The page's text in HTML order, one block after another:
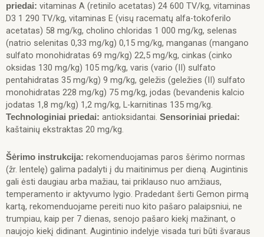
priedai: vitaminas A (retinilo acetatas) 24 600 TV/kg, vitaminas
D3 1 290 TV/kg, vitaminas E (visų racematų alfa-tokoferilo
acetatas) 58 mg/kg, cholino chloridas 1 000 mg/kg, selenas
(natrio selenitas 0,33 mg/kg) 0,15 mg/kg, manganas (mangano
sulfato monohidratas 69 mg/kg) 22,5 mg/kg, cinkas (cinko
oksidas 130 mg/kg) 105 mg/kg, varis (vario (II) sulfato
pentahidratas 35 mg/kg) 9 mg/kg, geležis (geležies (II) sulfato
monohidratas 228 mg/kg) 75 mg/kg, jodas (bevandenis kalcio
jodatas 1,8 mg/kg) 1,2 mg/kg, L-karnitinas 135 mg/kg.
Technologiniai priedai: antioksidantai. Sensoriniai priedai:
kaštainių ekstraktas 20 mg/kg.
Šėrimo instrukcija: rekomenduojamas paros šėrimo normas
(žr. lentelę) galima padalyti į du maitinimus per dieną. Augintinis
gali ėsti daugiau arba mažiau, tai priklauso nuo amžiaus,
temperamento ir aktyvumo lygio. Pradedant šerti Gemon pirmą
kartą, rekomenduojame pereiti nuo kito pašaro palaipsniui, ne
trumpiau, kaip per 7 dienas, senojo pašaro kiekį mažinant, o
naujojo kiekį didinant. Augintinio indelyje visada turi būti švaraus